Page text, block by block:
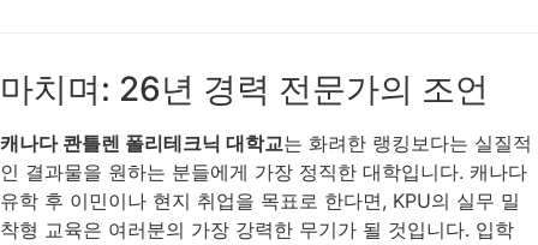
마치며: 26년 경력 전문가의 조언
캐나다 콴틀렌 폴리테크닉 대학교는 화려한 랭킹보다는 실질적
인 결과물을 원하는 분들에게 가장 정직한 대학입니다. 캐나다
유학 후 이민이나 현지 취업을 목표로 한다면, KPU의 실무 밀
착형 교육은 여러분의 가장 강력한 무기가 될 것입니다. 입학